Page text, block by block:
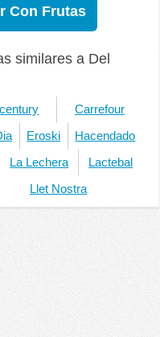
Con Frutas
similares a Del
Carrefour
Eroski Hacendado
La Lechera Lactebal
Llet Nostra